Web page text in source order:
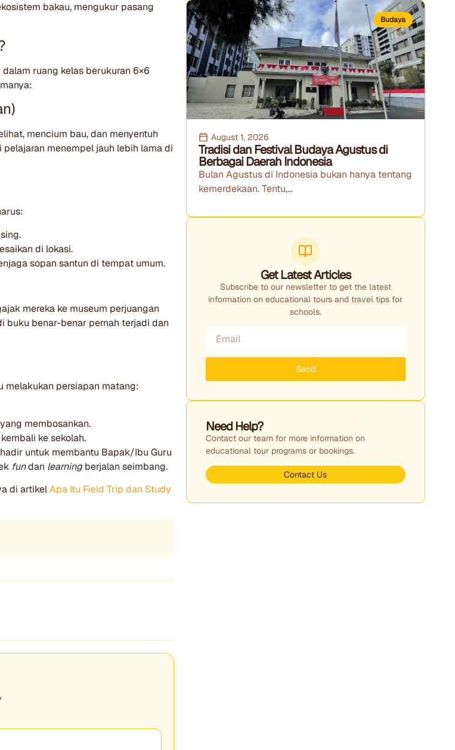
bakau, mengukur pasang
ruang kelas berukuran 6×6
mencium bau, dan menyentuh
menempel jauh lebih lama di
di lokasi.
sopan santun di tempat umum.
mereka ke museum perjuangan
buku benar-benar pernah terjadi dan
melakukan persiapan matang:
membosankan.
ke sekolah.
untuk membantu Bapak/Ibu Guru
fundan learningberjalan seimbang.
di artikelApa Itu Field Trip dan Study
Budaya
August 1, 2026
Tradisi dan Festival Budaya Agustus di
Berbagai Daerah Indonesia
Bulan Agustus di Indonesia bukan hanya tentang
kemerdekaan. Tentu,...
Get Latest Articles
Subscribe to our newsletter to get the latest
information on educational tours and travel tips for
schools.
Send
Need Help?
Contact our team for more information on
educational tour programs or bookings.
Contact Us